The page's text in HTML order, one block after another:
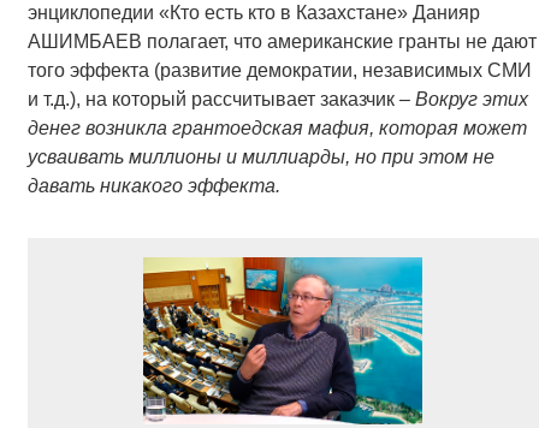
энциклопедии «Кто есть кто в Казахстане» Данияр
АШИМБАЕВ полагает, что американские гранты не дают
того эффекта (развитие демократии, независимых СМИ
и т.д.), на который рассчитывает заказчик – Вокруг этих
денег возникла грантоедская мафия, которая может
усваивать миллионы и миллиарды, но при этом не
давать никакого эффекта.